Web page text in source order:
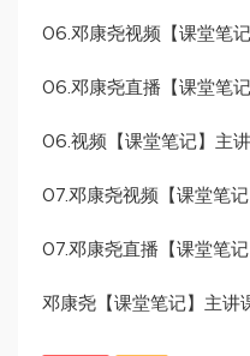
06.邓康尧视频【课堂笔
06.邓康尧直播【课堂笔
06.视频【课堂笔记】主
07.邓康尧视频【课堂笔
07.邓康尧直播【课堂笔
邓康尧【课堂笔记】主讲